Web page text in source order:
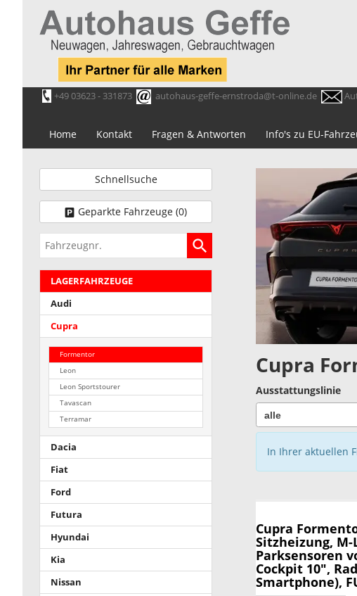
+49 03623 - 331873 autohaus-geffe-ernstroda@t-online.de
Home Kontakt Fragen & Antworten Info's zu EU-
Cupra
Ausstattungslinie
In Ihrer aktuellen
Cupra
Sitzheizung,
Parksensoren
Cockpit 10",
Smartphone),
Schnellsuche
Geparkte Fahrzeuge (0)
Fahrzeugnr.
LAGERFAHRZEUGE
Audi
Cupra
Formentor
Leon
Leon Sportstourer
Tavascan
Terramar
Dacia
Fiat
Ford
Futura
Hyundai
Kia
Nissan